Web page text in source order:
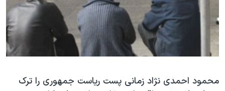
فرهنگ و زندگی
حقوق شهروندی
اسرائیل در جنگ
مستندها
انتخابات ریاست جمهوری آمریکا ۲۰۲۴
حمله جمهوری اسلامی به اسرائیل
ورزش زنان در ایران
دنبال کنید
زبانهای مختلف
محمود احمدی نژاد زمانی پست ریاست جمهوری را ترک